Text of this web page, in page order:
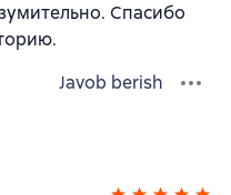
Спасибо
Javob berish